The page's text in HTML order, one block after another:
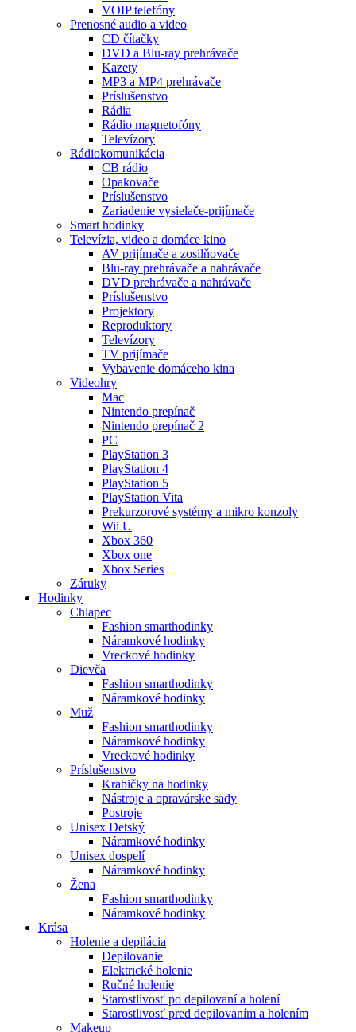
VOIP telefóny
Prenosné audio a video
CD čítačky
DVD a Blu-ray prehrávače
Kazety
MP3 a MP4 prehrávače
Príslušenstvo
Rádia
Rádio magnetofóny
Televízory
Rádiokomunikácia
CB rádio
Opakovače
Príslušenstvo
Zariadenie vysielače-prijímače
Smart hodinky
Televízia, video a domáce kino
AV prijímače a zosilňovače
Blu-ray prehrávače a nahrávače
DVD prehrávače a nahrávače
Príslušenstvo
Projektory
Reproduktory
Televízory
TV prijímače
Vybavenie domáceho kina
Videohry
Mac
Nintendo prepínač
Nintendo prepínač 2
PC
PlayStation 3
PlayStation 4
PlayStation 5
PlayStation Vita
Prekurzorové systémy a mikro konzoly
Wii U
Xbox 360
Xbox one
Xbox Series
Záruky
Hodinky
Chlapec
Fashion smarthodinky
Náramkové hodinky
Vreckové hodinky
Dievča
Fashion smarthodinky
Náramkové hodinky
Muž
Fashion smarthodinky
Náramkové hodinky
Vreckové hodinky
Príslušenstvo
Krabičky na hodinky
Nástroje a opravárske sady
Postroje
Unisex Detský
Náramkové hodinky
Unisex dospelí
Náramkové hodinky
Žena
Fashion smarthodinky
Náramkové hodinky
Krása
Holenie a depilácia
Depilovanie
Elektrické holenie
Ručné holenie
Starostlivosť po depilovaní a holení
Starostlivosť pred depilovaním a holením
Makeup